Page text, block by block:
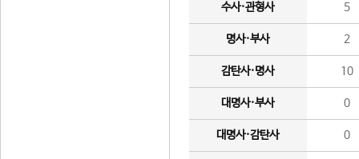
수사·관형사 5
명사·부사 2
감탄사·명사 10
대명사·부사 0
대명사·감탄사 0